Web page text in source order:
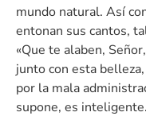
mundo natural. Así
entonan sus cantos,
«Que te alaben,
junto con esta
por la mala
supone, es inteligente.